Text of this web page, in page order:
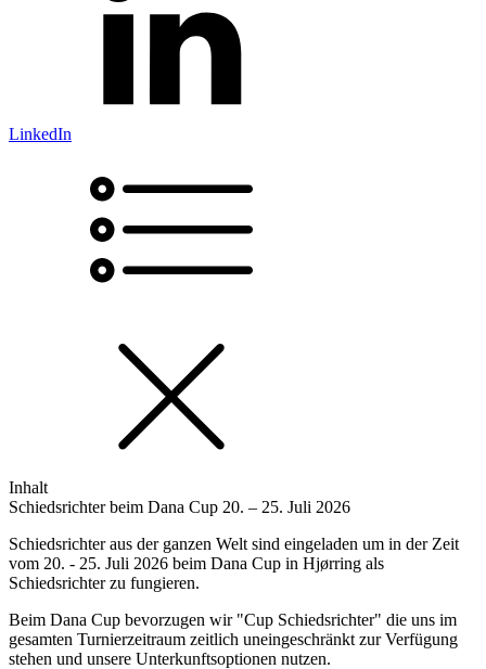
LinkedIn
Inhalt
Schiedsrichter beim Dana Cup 20. – 25. Juli 2026
Schiedsrichter aus der ganzen Welt sind eingeladen um in der Zeit
vom 20. - 25. Juli 2026 beim Dana Cup in Hjørring als
Schiedsrichter zu fungieren.
Beim Dana Cup bevorzugen wir "Cup Schiedsrichter" die uns im
gesamten Turnierzeitraum zeitlich uneingeschränkt zur Verfügung
stehen und unsere Unterkunftsoptionen nutzen.